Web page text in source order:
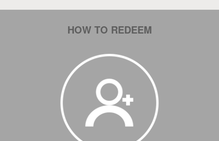
HOW TO REDEEM